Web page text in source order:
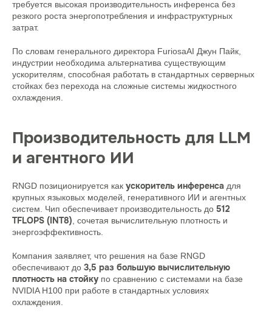
требуется высокая производительность инференса без
резкого роста энергопотребления и инфраструктурных
затрат.
По словам генерального директора FuriosaAI Джун Пайк,
индустрии необходима альтернатива существующим
ускорителям, способная работать в стандартных серверных
стойках без перехода на сложные системы жидкостного
охлаждения.
Производительность для LLM
и агентного ИИ
RNGD позиционируется как ускоритель инференса для
крупных языковых моделей, генеративного ИИ и агентных
систем. Чип обеспечивает производительность до 512
TFLOPS (INT8), сочетая вычислительную плотность и
энергоэффективность.
Компания заявляет, что решения на базе RNGD
обеспечивают до 3,5 раз большую вычислительную
плотность на стойку по сравнению с системами на базе
NVIDIA H100 при работе в стандартных условиях
охлаждения.